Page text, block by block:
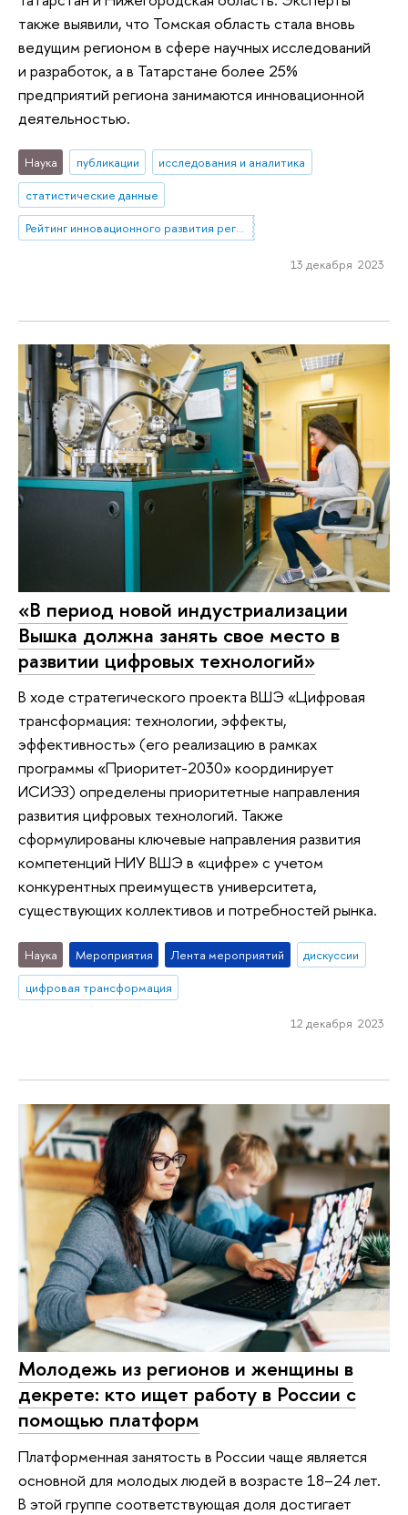
также выявили, что Томская область стала вновь
ведущим регионом в сфере научных исследований
и разработок, а в Татарстане более 25%
предприятий региона занимаются инновационной
деятельностью.
Наука публикации
исследования и аналитика
статистические данные
Рейтинг инновационного развития регионов
13 декабря 2023
«В период новой индустриализации
Вышка должна занять свое место в
развитии цифровых технологий»
В ходе стратегического проекта ВШЭ «Цифровая
трансформация: технологии, эффекты,
эффективность» (его реализацию в рамках
программы «Приоритет-2030» координирует
ИСИЭЗ) определены приоритетные направления
развития цифровых технологий. Также
сформулированы ключевые направления развития
компетенций НИУ ВШЭ в «цифре» с учетом
конкурентных преимуществ университета,
существующих коллективов и потребностей рынка.
Наука Мероприятия Лента мероприятий
дискуссии
цифровая трансформация
12 декабря 2023
Молодежь из регионов и женщины в
декрете: кто ищет работу в России с
помощью платформ
Платформенная занятость в России чаще является
основной для молодых людей в возрасте 18–24 лет.
В этой группе соответствующая доля достигает